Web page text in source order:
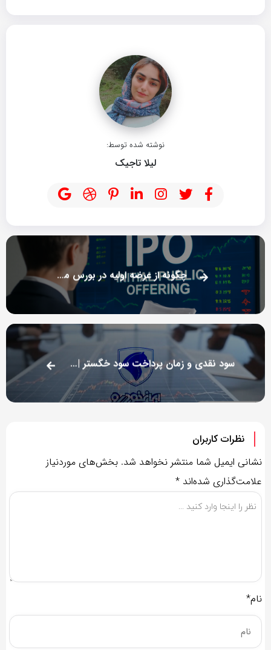
نوشته شده توسط:
لیلا تاجیک
چگونه از عرضه اولیه در بورس مطلع شویم؟
سود نقدی و زمان پرداخت سود خگستر | مجمع 1404
نظرات کاربران
نشانی ایمیل شما منتشر نخواهد شد. بخش‌های موردنیاز
علامت‌گذاری شده‌اند *
نام*